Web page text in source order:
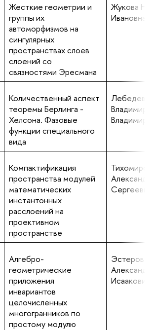
Жесткие геометрии и
группы их
автоморфизмов на
сингулярных
пространствах слоев
слоений со
связностями Эресмана
Жукова
Ивановна
Количественный аспект
теоремы Берлинга -
Хелсона. Фазовые
функции специального
вида
Лебедев
Владимир
Компактификация
пространства модулей
математических
инстантонных
расслоений на
проективном
пространстве
Тихомиров
Александр
Сергеевич
Алгебро-
геометрические
приложения
инвариантов
целочисленных
многогранников по
простому модулю
Эстеров
Александр
Исаакович